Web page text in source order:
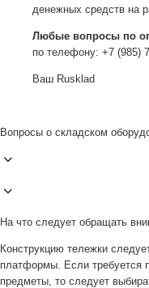
денежных средств
Любые вопросы по
по телефону: +7 (985)
Ваш Rusklad
Вопросы о складском
На что следует обращать
Конструкцию тележки
платформы. Если требуется
предметы, то следует